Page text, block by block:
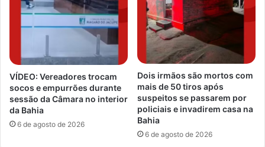
VÍDEO: Vereadores trocam
socos e empurrões durante
sessão da Câmara no interior
da Bahia
6 de agosto de 2026
Dois irmãos são mortos com
mais de 50 tiros após
suspeitos se passarem por
policiais e invadirem casa na
Bahia
6 de agosto de 2026